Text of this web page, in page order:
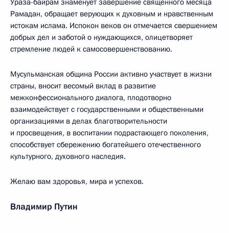
Ураза-байрам знаменует завершение священного месяца
Рамадан, обращает верующих к духовным и нравственным
истокам ислама. Испокон веков он отмечается свершением
добрых дел и заботой о нуждающихся, олицетворяет
стремление людей к самосовершенствованию.
Мусульманская община России активно участвует в жизни
страны, вносит весомый вклад в развитие
межконфессионального диалога, плодотворно
взаимодействует с государственными и общественными
организациями в делах благотворительности
и просвещения, в воспитании подрастающего поколения,
способствует сбережению богатейшего отечественного
культурного, духовного наследия.
Желаю вам здоровья, мира и успехов.
Владимир Путин